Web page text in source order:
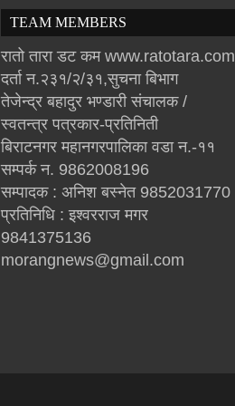
TEAM MEMBERS
रातो तारा डट कम www.ratotara.com
दर्ता न.२३१/२/३१,सुचना बिभाग
तेजेन्द्र बहादुर भण्डारी संचालक /
स्वतन्त्र पत्रकार-प्रतिनिती
बिराटनगर महानगरपालिका वडा न.-११
सम्पर्क न. 9862008196
सम्पादक : अनिश बस्नेत 9852031770
प्रतिनिधि : इश्वरराज मगर
9841375136
morangnews@gmail.com